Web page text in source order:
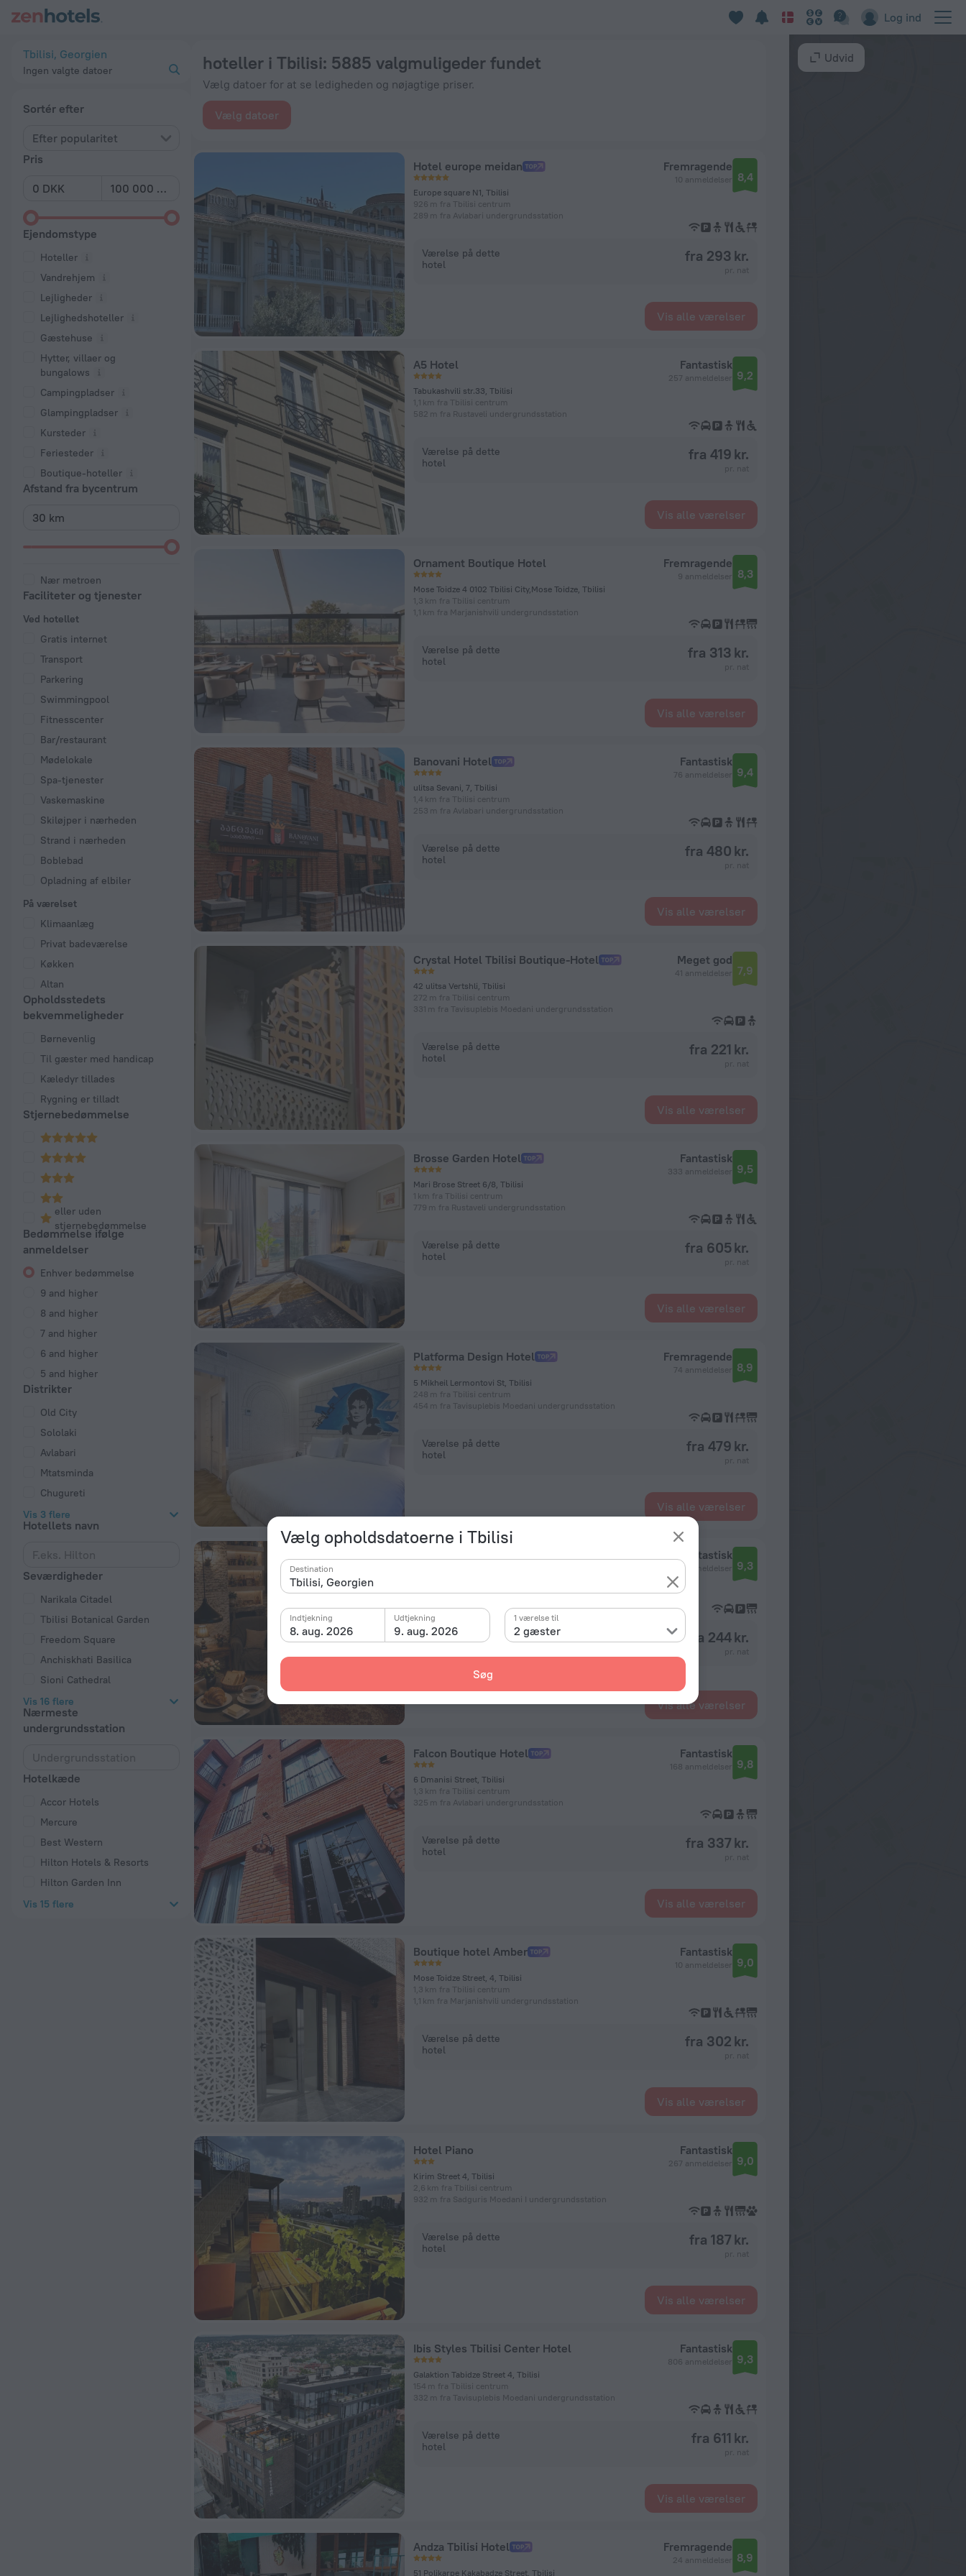
Log ind
Vælg opholdsdatoerne i Tbilisi
Destination
8. aug. 2026
Indtjekning
9. aug. 2026
Udtjekning
2 gæster
1 værelse til
Søg
Tbilisi, Georgien
Ingen valgte datoer
Sortér efter
Efter popularitet
Pris
Ejendomstype
Hoteller
Vandrehjem
Lejligheder
Lejlighedshoteller
Gæstehuse
Hytter, villaer og
bungalows
Campingpladser
Glampingpladser
Kursteder
Feriesteder
Boutique-hoteller
Afstand fra bycentrum
Nær metroen
Faciliteter og tjenester
Ved hotellet
Gratis internet
Transport
Parkering
Swimmingpool
Fitnesscenter
Bar/restaurant
Mødelokale
Spa-tjenester
Vaskemaskine
Skiløjper i nærheden
Strand i nærheden
Boblebad
Opladning af elbiler
På værelset
Klimaanlæg
Privat badeværelse
Køkken
Altan
Opholdsstedets
bekvemmeligheder
Børnevenlig
Til gæster med handicap
Kæledyr tillades
Rygning er tilladt
Stjernebedømmelse
eller uden
stjernebedømmelse
Bedømmelse ifølge
anmeldelser
Enhver bedømmelse
9 and higher
8 and higher
7 and higher
6 and higher
5 and higher
Distrikter
Old City
Sololaki
Avlabari
Mtatsminda
Chugureti
Vis 3 flere
Hotellets navn
Seværdigheder
Narikala Citadel
Tbilisi Botanical Garden
Freedom Square
Anchiskhati Basilica
Sioni Cathedral
Vis 16 flere
Nærmeste
undergrundsstation
Hotelkæde
Accor Hotels
Mercure
Best Western
Hilton Hotels & Resorts
Hilton Garden Inn
Vis 15 flere
hoteller i Tbilisi: 5885 valgmuligeder fundet
Vælg datoer for at se ledigheden og nøjagtige priser.
Vælg datoer
Hotel europe meidan
Europe square N1, Tbilisi
926 m fra Tbilisi centrum
289 m fra Avlabari undergrundsstation
Fremragende
10 anmeldelser 8,4
Værelse på dette
hotel
fra 293 kr.
Vis alle værelser
A5 Hotel
Tabukashvili str.33, Tbilisi
1,1 km fra Tbilisi centrum
582 m fra Rustaveli undergrundsstation
Fantastisk
257 anmeldelser 9,2
Værelse på dette
hotel
fra 419 kr.
Vis alle værelser
Ornament Boutique Hotel
Mose Toidze 4 0102 Tbilisi City,Mose Toidze, Tbilisi
1,3 km fra Tbilisi centrum
1,1 km fra Marjanishvili undergrundsstation
Fremragende
9 anmeldelser 8,3
Værelse på dette
hotel
fra 313 kr.
Vis alle værelser
Banovani Hotel
ulitsa Sevani, 7, Tbilisi
1,4 km fra Tbilisi centrum
253 m fra Avlabari undergrundsstation
Fantastisk
76 anmeldelser 9,4
Værelse på dette
hotel
fra 480 kr.
Vis alle værelser
Crystal Hotel Tbilisi Boutique-Hotel
42 ulitsa Vertshli, Tbilisi
272 m fra Tbilisi centrum
331 m fra Tavisuplebis Moedani undergrundsstation
Meget god
41 anmeldelser 7,9
Værelse på dette
hotel
fra 221 kr.
Vis alle værelser
Brosse Garden Hotel
Mari Brose Street 6/8, Tbilisi
1 km fra Tbilisi centrum
779 m fra Rustaveli undergrundsstation
Fantastisk
333 anmeldelser 9,5
Værelse på dette
hotel
fra 605 kr.
Vis alle værelser
Platforma Design Hotel
5 Mikheil Lermontovi St, Tbilisi
248 m fra Tbilisi centrum
454 m fra Tavisuplebis Moedani undergrundsstation
Fremragende
74 anmeldelser 8,9
Værelse på dette
hotel
fra 479 kr.
Vis alle værelser
134 m fra Avlabari undergrundsstation
Fantastisk
48 anmeldelser 9,3
Værelse på dette
hotel
fra 244 kr.
Vis alle værelser
Falcon Boutique Hotel
6 Dmanisi Street, Tbilisi
1,3 km fra Tbilisi centrum
325 m fra Avlabari undergrundsstation
Fantastisk
168 anmeldelser 9,8
Værelse på dette
hotel
fra 337 kr.
Vis alle værelser
Boutique hotel Amber
Mose Toidze Street, 4, Tbilisi
1,3 km fra Tbilisi centrum
1,1 km fra Marjanishvili undergrundsstation
Fantastisk
10 anmeldelser 9,0
Værelse på dette
hotel
fra 302 kr.
Vis alle værelser
Hotel Piano
Kirim Street 4, Tbilisi
2,6 km fra Tbilisi centrum
932 m fra Sadguris Moedani I undergrundsstation
Fantastisk
267 anmeldelser 9,0
Værelse på dette
hotel
fra 187 kr.
Vis alle værelser
Ibis Styles Tbilisi Center Hotel
Galaktion Tabidze Street 4, Tbilisi
154 m fra Tbilisi centrum
332 m fra Tavisuplebis Moedani undergrundsstation
Fantastisk
806 anmeldelser 9,3
Værelse på dette
hotel
fra 611 kr.
Vis alle værelser
Andza Tbilisi Hotel
51 Polikarpe Kakabadze Street, Tbilisi
Fremragende
24 anmeldelser 8,9
Udvid
20 bedste hoteller i Tbilisi 2026 fra 187 kr.. Bestil nu hos ZenHotels.com.